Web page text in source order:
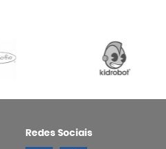
Redes Sociais